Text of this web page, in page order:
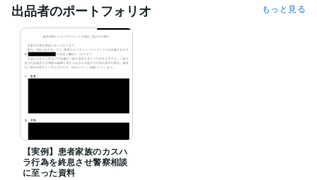
経験職種
管理 / コンプライアンス 経験年数 : 35年
医療・介護 / 病院・介護施設経営
ライフスタイル・その他 / 公務員
出品者のポートフォリオ もっと見る
【実例】患者家族のカスハ
ラ行為を終息させ警察相談
に至った資料